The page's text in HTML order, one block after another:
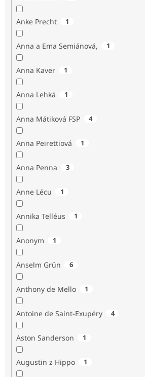
Anke Precht 1
Anna a Ema Semiánová, 1
Anna Kaver 1
Anna Lehká 1
Anna Mátiková FSP 4
Anna Peirettiová 1
Anna Penna 3
Anne Lécu 1
Annika Telléus 1
Anonym 1
Anselm Grün 6
Anthony de Mello 1
Antoine de Saint-Exupéry 4
Aston Sanderson 1
Augustin z Hippo 1